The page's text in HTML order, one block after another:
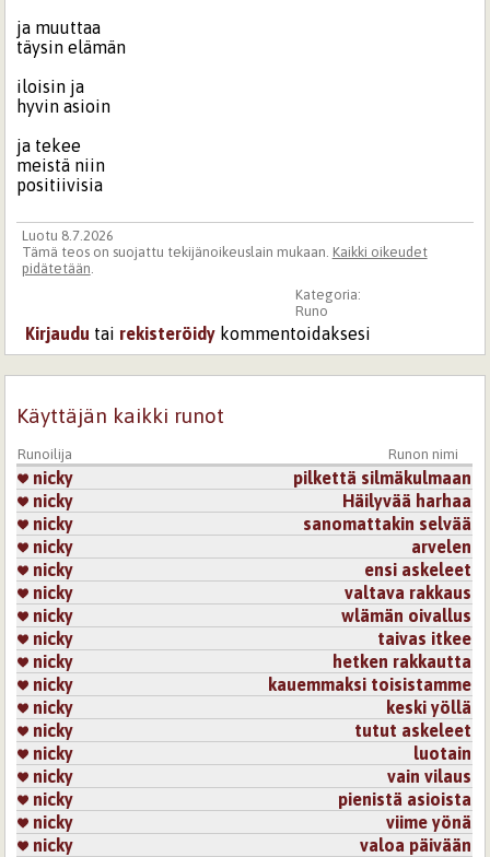
ja muuttaa
täysin elämän
iloisin ja
hyvin asioin
ja tekee
meistä niin
positiivisia
Luotu 8.7.2026
Tämä teos on suojattu tekijänoikeuslain mukaan. Kaikki oikeudet
pidätetään.
Kategoria:
Runo
Kirjaudu tai rekisteröidy kommentoidaksesi
Käyttäjän kaikki runot
Runoilija Runon nimi
nicky
pilkettä silmäkulmaan
nicky
Häilyvää harhaa
nicky
sanomattakin selvää
nicky
arvelen
nicky
ensi askeleet
nicky
valtava rakkaus
nicky
wlämän oivallus
nicky
taivas itkee
nicky
hetken rakkautta
nicky
kauemmaksi toisistamme
nicky
keski yöllä
nicky
tutut askeleet
nicky
luotain
nicky
vain vilaus
nicky
pienistä asioista
nicky
viime yönä
nicky
valoa päivään